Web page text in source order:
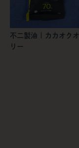
不二製油 | カカオクオ
リー